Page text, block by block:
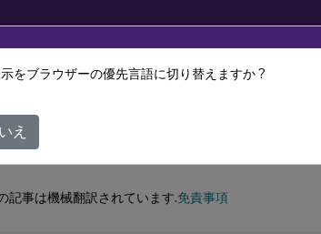
テンツは動的に機械翻訳されています。
Session Recording
記事は機械翻訳されています.免責事項
をブラウザーの優先言語に切り替えますか ?
え